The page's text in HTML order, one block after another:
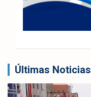
Últimas Noticias